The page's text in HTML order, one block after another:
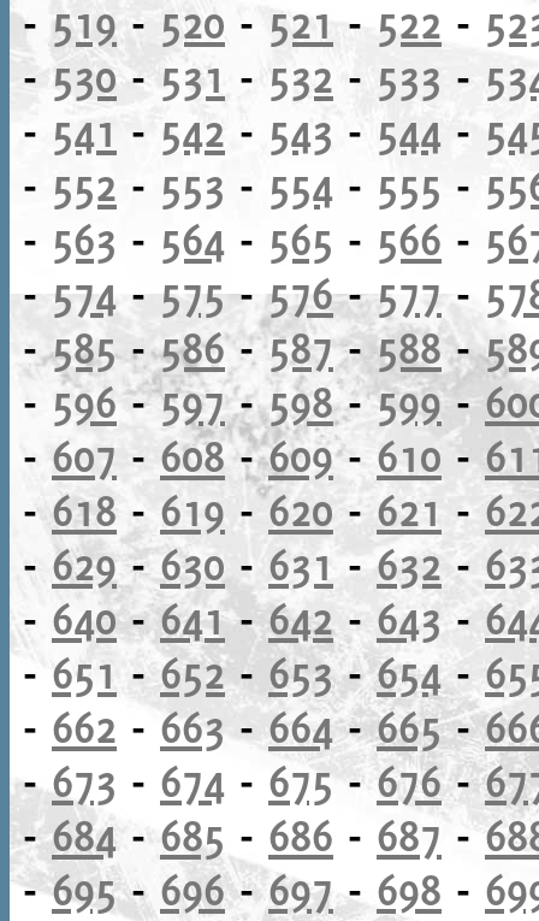
- 519 -520 - 521- 522 -
- 530-531 - 532 - 533 -
- 541 - 542 - 543 - 544 -
- 552 - 553 - 554 - 555 -
- 563 - 564 - 565 - 566 -
-574 -575-576-577-
-585-586-587-588-
- 596-597-598-599-
- 607 - 608-609- 610 -
- 618 -619 -620 - 621 -
- 629-630 -631-632 -
- 640-641-642- 643 -
- 651 -652- 653-654-
- 662 - 663-664-665-
-673 - 674 - 675-676-
-684-685 - 686 - 687 -
-695- 696-697- 698 -